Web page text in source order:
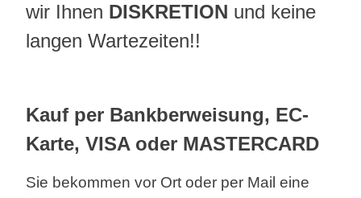
wir Ihnen DISKRETION und keine
langen Wartezeiten!!
Kauf per Bankberweisung, EC-
Karte, VISA oder MASTERCARD
Sie bekommen vor Ort oder per Mail eine